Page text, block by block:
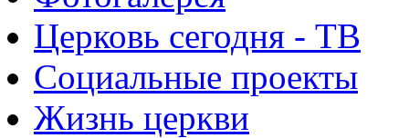
Церковь сегодня - ТВ
Социальные проекты
Жизнь церкви